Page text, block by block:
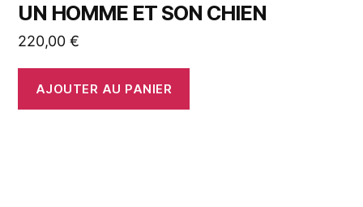
UN HOMME ET SON CHIEN
220,00 €
AJOUTER AU PANIER